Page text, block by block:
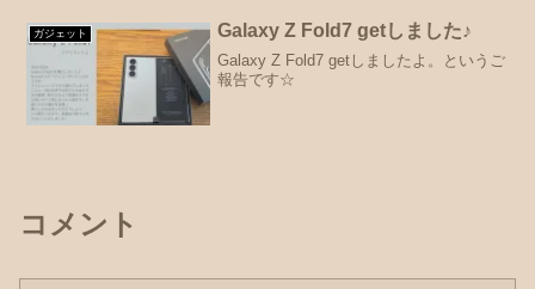
日...
ガジェット Galaxy Z Fold7 getしました♪
Galaxy Z Fold7 getしましたよ。というご
報告です☆
コメント